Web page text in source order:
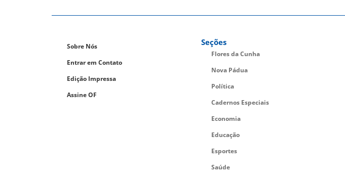
Sobre Nós
Entrar em Contato
Edição Impressa
Assine OF
Seções
Flores da Cunha
Nova Pádua
Política
Cadernos Especiais
Economia
Educação
Esportes
Saúde